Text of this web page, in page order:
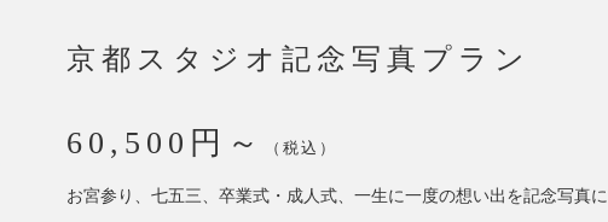
京都スタジオ記念写真プラン
60,500円～ （税込）
お宮参り、七五三、卒業式・成人式、一生に一度の想い出を記念写真に